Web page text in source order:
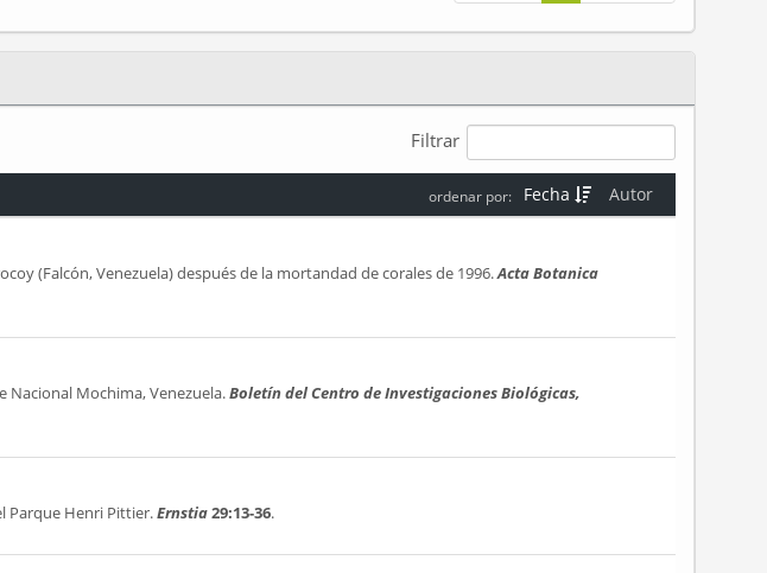
Filtrar
Autor
Fecha
ordenar por:
(Falcón, Venezuela) después de la mortandad de corales de 1996.Acta Botanica
Nacional Mochima, Venezuela.Boletín del Centro de Investigaciones Biológicas,
Parque Henri Pittier.Ernstia29:13-36.